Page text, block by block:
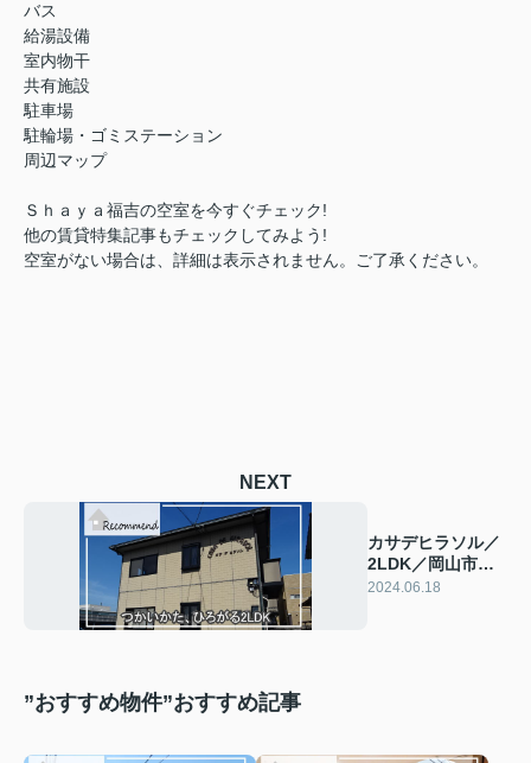
バス
給湯設備
室内物干
共有施設
駐車場
駐輪場・ゴミステーション
周辺マップ
Ｓｈａｙａ福吉の空室を今すぐチェック!
他の賃貸特集記事もチェックしてみよう!
空室がない場合は、詳細は表示されません。ご了承ください。
NEXT
カサデヒラソル／
2LDK／岡山市北
区青江
2024.06.18
”おすすめ物件”おすすめ記事